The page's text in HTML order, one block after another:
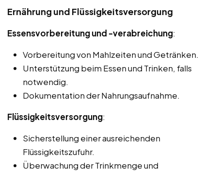
Ernährung und Flüssigkeitsversorgung
Essensvorbereitung und -verabreichung:
Vorbereitung von Mahlzeiten und Getränken.
Unterstützung beim Essen und Trinken, falls
notwendig.
Dokumentation der Nahrungsaufnahme.
Flüssigkeitsversorgung:
Sicherstellung einer ausreichenden
Flüssigkeitszufuhr.
Überwachung der Trinkmenge und